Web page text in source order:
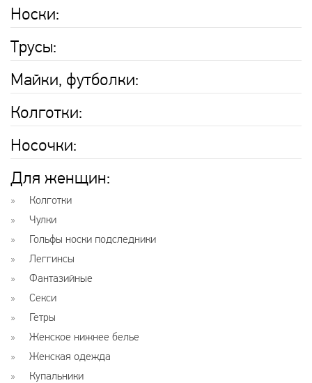
Носки:
Трусы:
Майки, футболки:
Колготки:
Носочки:
Для женщин:
Колготки
Чулки
Гольфы носки подследники
Леггинсы
Фантазийные
Секси
Гетры
Женское нижнее белье
Женская одежда
Купальники